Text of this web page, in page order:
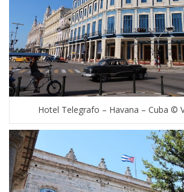
Hotel Telegrafo – Havana – Cuba ©